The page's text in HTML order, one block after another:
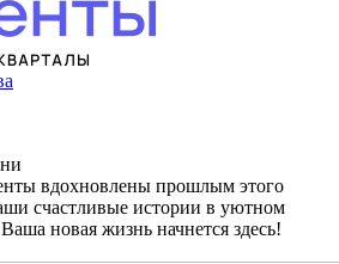
вдохновлены прошлым этого
счастливые истории в уютном
новая жизнь начнется здесь!